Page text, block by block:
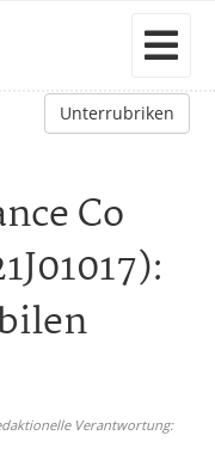
Unterrubriken
Co
Verantwortung: